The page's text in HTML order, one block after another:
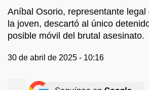
Aníbal Osorio, representante
la joven, descartó al único
posible móvil del brutal asesinato.
30 de abril de 2025 - 10:16